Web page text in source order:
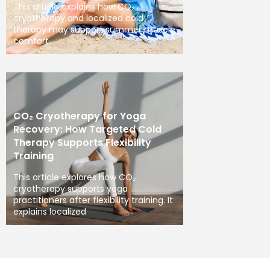
This article explains how CO₂
cryotherapy and localized cold
therapy may support summer muscle
comfort
CO₂ Cryotherapy for Yoga
Recovery: How Targeted Cold
Therapy Supports Flexibility
Training
This article explores how CO₂
cryotherapy supports yoga
practitioners after flexibility training. It
explains localized